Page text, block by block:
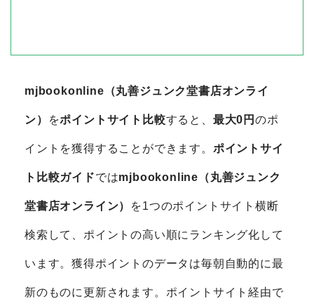
mjbookonline（丸善ジュンク堂書店オンライ
ン） をポイントサイト比較すると、 最大0円のポ
イントを獲得することができます。 ポイントサイ
ト比較ガイドではmjbookonline（丸善ジュンク
堂書店オンライン） を1つのポイントサイト横断
検索して、ポイントの高い順にランキング化して
います。獲得ポイントのデータは毎朝自動的に最
新のものに更新されます。ポイントサイト経由で